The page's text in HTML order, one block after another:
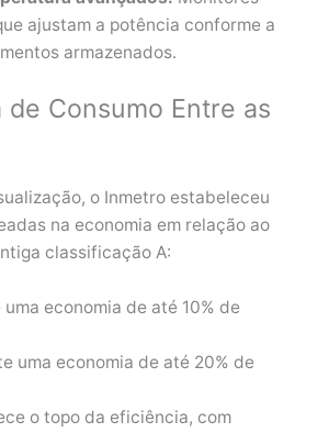
ajustam a potência conforme a
armazenados.
Consumo Entre as
o Inmetro estabeleceu
na economia em relação ao
classificação A:
uma economia de até 10% de
uma economia de até 20% de
o topo da eficiência, com